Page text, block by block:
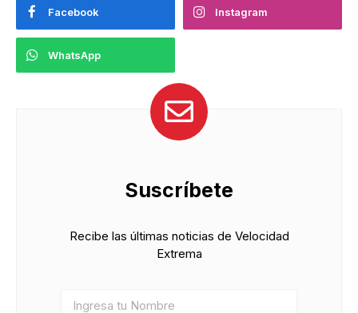
Facebook Instagram
WhatsApp
Suscríbete
Recibe las últimas noticias de Velocidad
Extrema